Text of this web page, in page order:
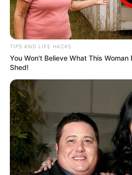
TIPS AND LIFE HACKS
You Won't Believe What This Woman
Shed!